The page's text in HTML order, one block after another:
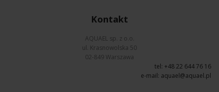
Kontakt
AQUAEL sp. z o.o.
ul. Krasnowolska 50
02-849 Warszawa
tel: +48 22 644 76 16
e-mail: aquael@aquael.pl